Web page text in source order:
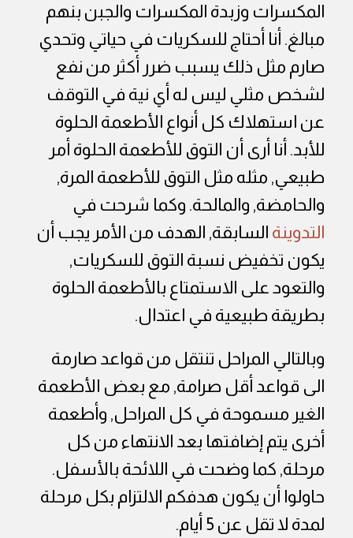
المكسرات وزبدة المكسرات والجبن بنهم
مبالغ. أنا أحتاج للسكريات في حياتي وتحدي
صارم مثل ذلك يسبب ضرر أكثر من نفع
لشخص مثلي ليس له أي نية في التوقف
عن استهلاك كل أنواع الأطعمة الحلوة
للأبد. أنا أرى أن التوق للأطعمة الحلوة أمر
طبيعي, مثله مثل التوق للأطعمة المرة,
والحامضة, والمالحة. وكما شرحت في
التدوينة السابقة, الهدف من الأمر يجب أن
يكون تخفيض نسبة التوق للسكريات,
والتعود على الاستمتاع بالأطعمة الحلوة
بطريقة طبيعية في اعتدال.
وبالتالي المراحل تنتقل من قواعد صارمة
الى قواعد أقل صرامة, مع بعض الأطعمة
الغير مسموحة في كل المراحل, وأطعمة
أخرى يتم إضافتها بعد الانتهاء من كل
مرحلة, كما وضحت في اللائحة بالأسفل.
حاولوا أن يكون هدفكم الالتزام بكل مرحلة
لمدة لا تقل عن 5 أيام.